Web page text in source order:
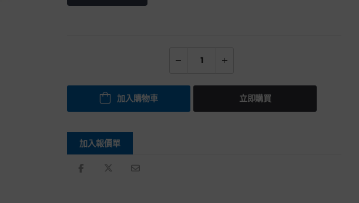
加入購物車 立即購買
加入報價單